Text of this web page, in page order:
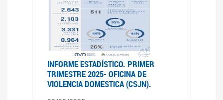
INFORME ESTADÍSTICO. PRIMER
TRIMESTRE 2025- OFICINA DE
VIOLENCIA DOMESTICA (CSJN).